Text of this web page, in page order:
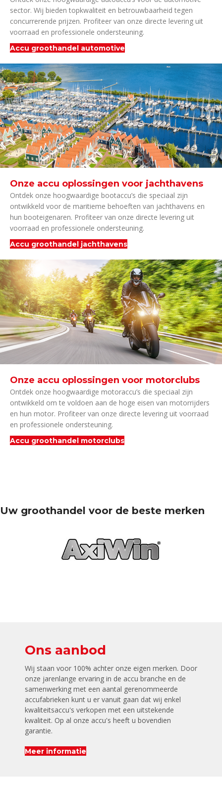
sector. Wij bieden topkwaliteit en betrouwbaarheid tegen
concurrerende prijzen. Profiteer van onze directe levering uit
voorraad en professionele ondersteuning.
Accu groothandel automotive
Onze accu oplossingen voor jachthavens
Ontdek onze hoogwaardige bootaccu’s die speciaal zijn
ontwikkeld voor de maritieme behoeften van jachthavens en
hun booteigenaren. Profiteer van onze directe levering uit
voorraad en professionele ondersteuning.
Accu groothandel jachthavens
Onze accu oplossingen voor motorclubs
Ontdek onze hoogwaardige motoraccu’s die speciaal zijn
ontwikkeld om te voldoen aan de hoge eisen van motorrijders
en hun motor. Profiteer van onze directe levering uit voorraad
en professionele ondersteuning.
Accu groothandel motorclubs
Uw groothandel voor de beste merken
Ons aanbod
Wij staan voor 100% achter onze eigen merken. Door
onze jarenlange ervaring in de accu branche en de
samenwerking met een aantal gerenommeerde
accufabrieken kunt u er vanuit gaan dat wij enkel
kwaliteitsaccu's verkopen met een uitstekende
kwaliteit. Op al onze accu's heeft u bovendien
garantie.
Meer informatie